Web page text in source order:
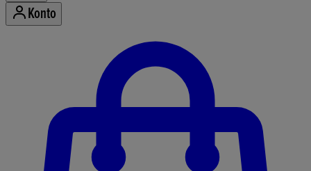
Konto